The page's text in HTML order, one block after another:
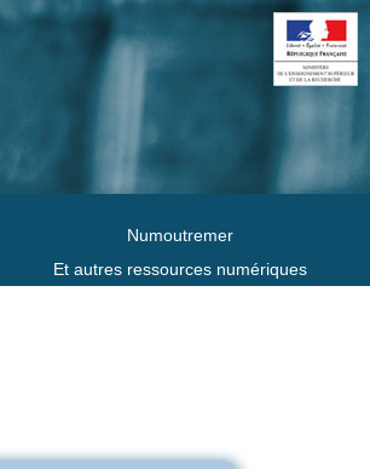
Numoutremer
Et autres ressources numériques